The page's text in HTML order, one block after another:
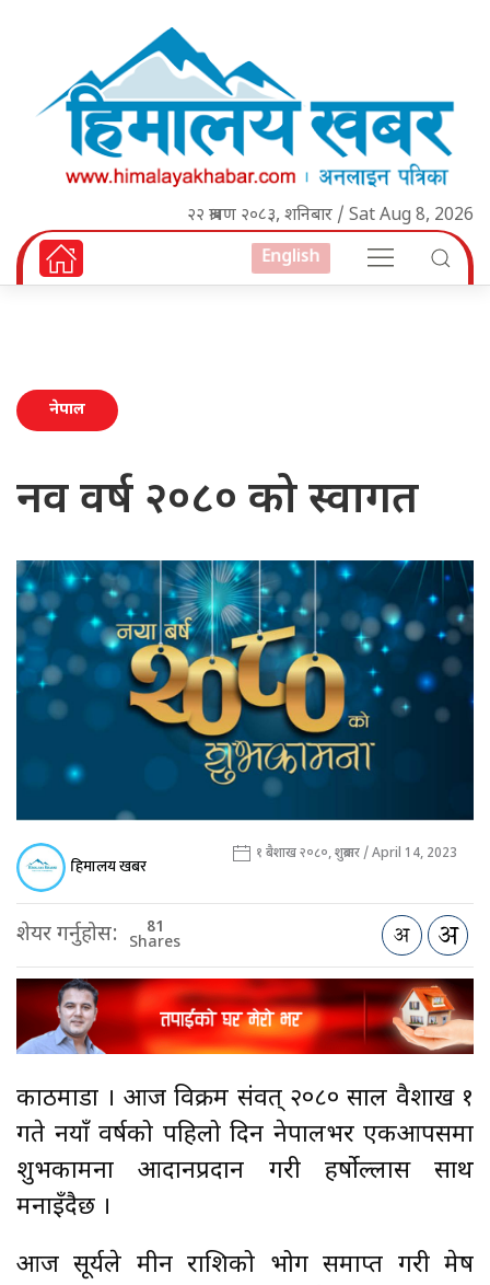
२२ श्रावण २०८३, शनिबार / Sat Aug 8, 2026
English
नेपाल
नव वर्ष २०८० को स्वागत
हिमालय खबर १ बैशाख २०८०, शुक्रबार / April 14, 2023
शेयर गर्नुहोस: 81
Shares
काठमाडौँ । आज विक्रम संवत् २०८० साल वैशाख १
गते नयाँ वर्षको पहिलो दिन नेपालभर एकआपसमा
शुभकामना आदानप्रदान गरी हर्षोल्लास साथ
मनाइँदैछ ।
आज सूर्यले मीन राशिको भोग समाप्त गरी मेष